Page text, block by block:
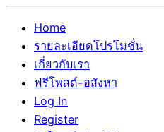
Home
รายละเอียดโปรโมชั่น
เกี่ยวกับเรา
ฟรีโพสต์-อสังหา
Log In
Register